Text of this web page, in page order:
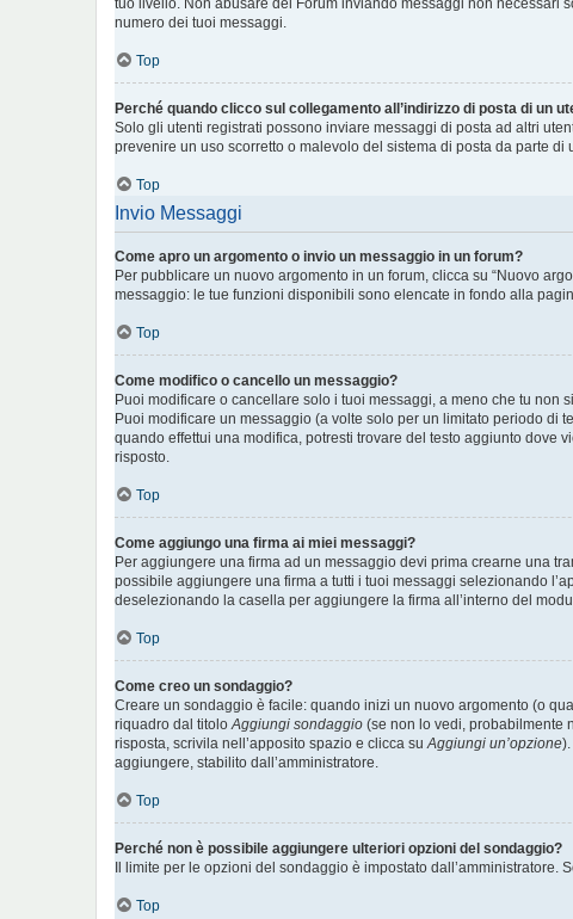
tuo livello. Non abusare del Forum inviando messaggi non necessari
numero dei tuoi messaggi.
Top
Perché quando clicco sul collegamento all’indirizzo di posta di un
Solo gli utenti registrati possono inviare messaggi di posta ad altri
prevenire un uso scorretto o malevolo del sistema di posta da parte di
Top
Invio Messaggi
Come apro un argomento o invio un messaggio in un forum?
Per pubblicare un nuovo argomento in un forum, clicca su “Nuovo
messaggio: le tue funzioni disponibili sono elencate in fondo alla
Top
Come modifico o cancello un messaggio?
Puoi modificare o cancellare solo i tuoi messaggi, a meno che tu
Puoi modificare un messaggio (a volte solo per un limitato periodo di
quando effettui una modifica, potresti trovare del testo aggiunto dove
risposto.
Top
Come aggiungo una firma ai miei messaggi?
Per aggiungere una firma ad un messaggio devi prima crearne una
possibile aggiungere una firma a tutti i tuoi messaggi selezionando
deselezionando la casella per aggiungere la firma all’interno del
Top
Come creo un sondaggio?
Creare un sondaggio è facile: quando inizi un nuovo argomento (o
riquadro dal titoloAggiungi sondaggio (se non lo vedi, probabilmente
risposta, scrivila nell’apposito spazio e clicca suAggiungi un’opzione
aggiungere, stabilito dall’amministratore.
Top
Perché non è possibile aggiungere ulteriori opzioni del sondaggio?
Il limite per le opzioni del sondaggio è impostato
Top